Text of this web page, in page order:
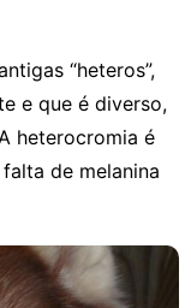
“heteros”,
e que é diverso,
heterocromia é
de melanina